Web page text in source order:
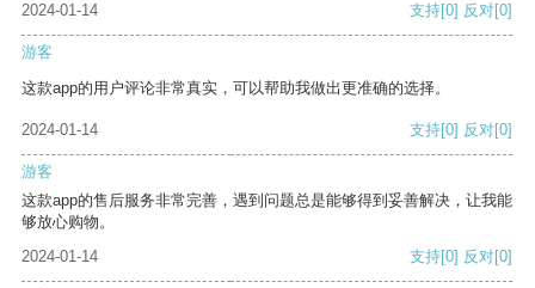
2024-01-14
支持[0] 反对[0]
游客
这款app的用户评论非常真实，可以帮助我做出更准确的选择。
2024-01-14 支持[0] 反对[0]
游客
这款app的售后服务非常完善，遇到问题总是能够得到妥善解决，让我能
够放心购物。
2024-01-14
支持[0] 反对[0]